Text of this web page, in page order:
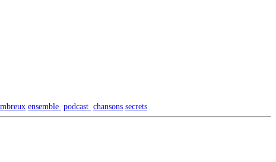
ensemble podcast chansons secrets